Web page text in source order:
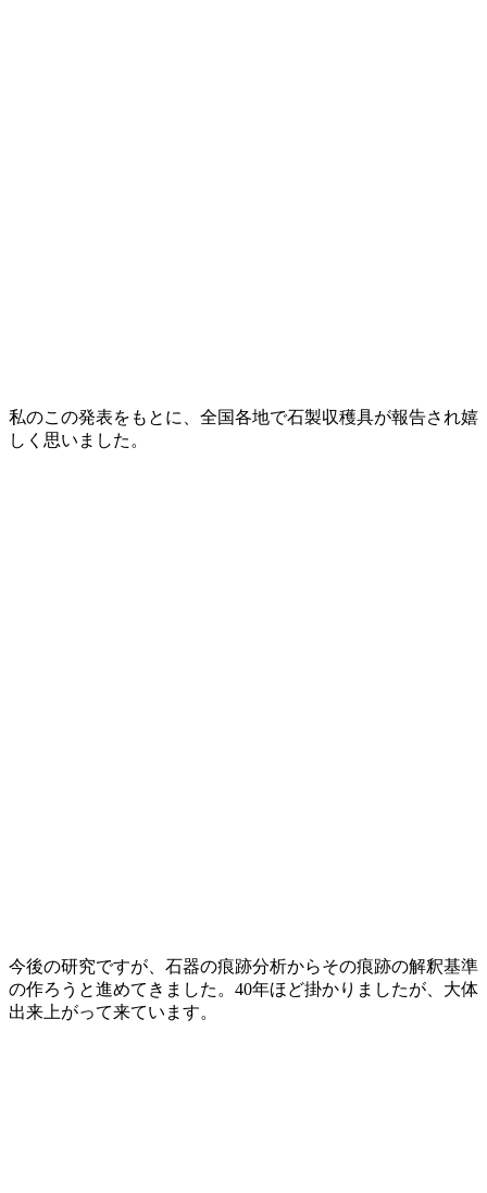
私のこの発表をもとに、全国各地で石製収穫具が報告され嬉
しく思いました。
今後の研究ですが、石器の痕跡分析からその痕跡の解釈基準
の作ろうと進めてきました。40年ほど掛かりましたが、大体
出来上がって来ています。